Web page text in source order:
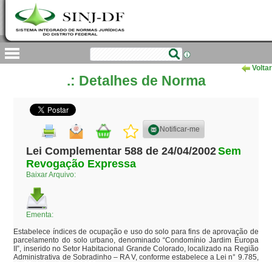
Voltar
.: Detalhes de Norma
Notificar-me
Lei Complementar 588 de 24/04/2002Sem
Revogação Expressa
Baixar Arquivo:
Ementa:
Estabelece índices de ocupação e uso do solo para fins de aprovação de
parcelamento do solo urbano, denominado “Condomínio Jardim Europa
II”, inserido no Setor Habitacional Grande Colorado, localizado na Região
Administrativa de Sobradinho – RA V, conforme estabelece a Lei n° 9.785,